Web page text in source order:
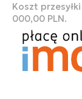
Koszt
000,00 PLN.